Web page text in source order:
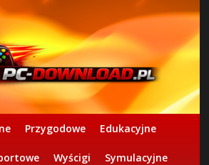
Przygodowe Edukacyjne
Wyścigi Symulacyjne